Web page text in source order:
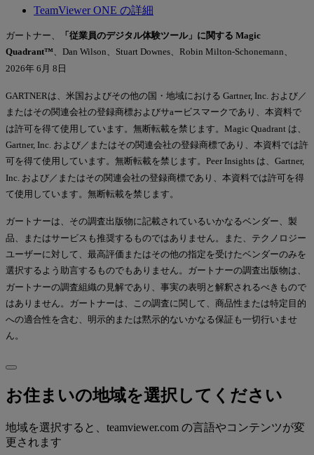
TeamViewer ONE の詳細
ガートナー、
「従業員のデジタル体験ツール」に関する Magic
Quadrant™、Dan Wilson、Stuart Downes、Robin Milton-Schonemann、
2026年 6月 8日
GARTNERは、米国およびその他の国・地域における Gartner, Inc. および／
またはその関連会社の登録商標およびサaービスマークであり、本資料で
は許可を得て使用しています。無断転載を禁じます。Magic Quadrant は、
Gartner, Inc. および／またはその関連会社の登録商標であり、本資料では許
可を得て使用しています。無断転載を禁じます。Peer Insights は、Gartner,
Inc. および／またはその関連会社の登録商標であり、本資料では許可を得
て使用しています。無断転載を禁じます。
ガートナーは、その調査出版物に記載されているいかなるベンダー、製
品、またはサービスも推奨するものではありません。また、テクノロジー
ユーザーに対して、最高評価またはその他の指定を受けたベンダーのみを
選択するよう助言するものでもありません。ガートナーの調査出版物は、
ガートナーの調査組織の見解であり、事実の表明と解釈されるべきもので
はありません。ガートナーは、この調査に関して、商品性または特定目的
への適合性を含む、明示的または黙示的ないかなる保証も一切行いませ
ん。
お住まいの地域を選択してください
地域を選択すると、teamviewer.com の言語やコンテンツが変
更されます